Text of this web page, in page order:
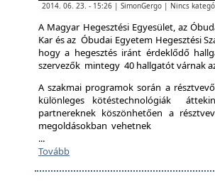
2014. 06. 23. - 15:26 | SimonGergo | Nincs
A Magyar Hegesztési Egyesület, az
Kar és az Óbudai Egyetem Hegesztési
hogy a hegesztés iránt érdeklődő
szervezők mintegy 40 hallgatót várnak
A szakmai programok során a
különleges kötéstechnológiák
partnereknek köszönhetően a
megoldásokban vehetnek
...
Tovább